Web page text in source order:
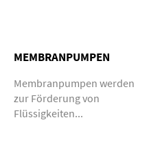
MEMBRANPUMPEN
Membranpumpen werden
zur Förderung von
Flüssigkeiten...